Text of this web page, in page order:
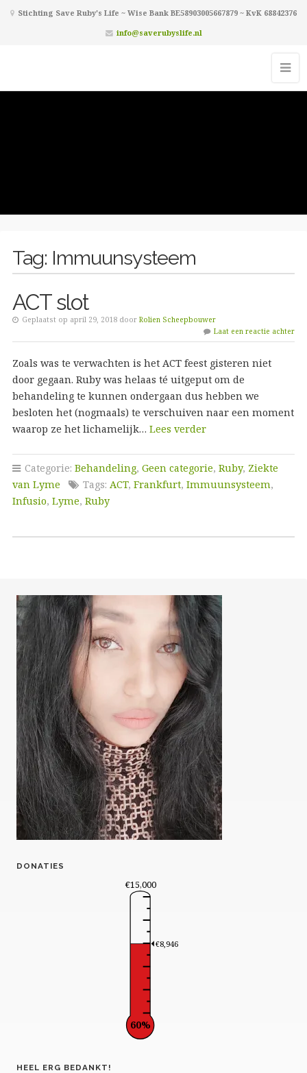
Stichting Save Ruby's Life ~ Wise Bank BE58903005667879 ~ KvK 68842376
info@saverubyslife.nl
Tag: Immuunsysteem
ACT slot
Geplaatst op april 29, 2018 door Rolien Scheepbouwer
Laat een reactie achter
Zoals was te verwachten is het ACT feest gisteren niet
door gegaan. Ruby was helaas té uitgeput om de
behandeling te kunnen ondergaan dus hebben we
besloten het (nogmaals) te verschuiven naar een moment
waarop ze het lichamelijk… Lees verder
Categorie: Behandeling, Geen categorie, Ruby, Ziekte
van Lyme
Tags: ACT, Frankfurt, Immuunsysteem,
Infusio, Lyme, Ruby
DONATIES
€15,000
€8,946
60%
HEEL ERG BEDANKT!